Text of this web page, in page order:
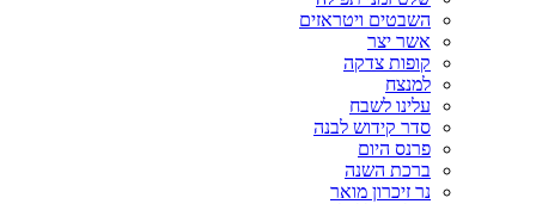
השבטים ויטראזים
אשר יצר
קופות צדקה
למנצח
עלינו לשבח
סדר קידוש לבנה
פרנס היום
ברכת השנה
נר זיכרון מואר